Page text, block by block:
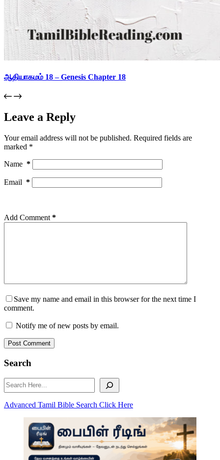
ஆதியாகமம் 18 – Genesis Chapter 18
Leave a Reply
Your email address will not be published. Required fields are
marked *
Name *
Email *
Add Comment *
Save my name and email in this browser for the next time I
comment.
Notify me of new posts by email.
Post Comment
Search
Search
Advanced Tamil Bible Search Click Here